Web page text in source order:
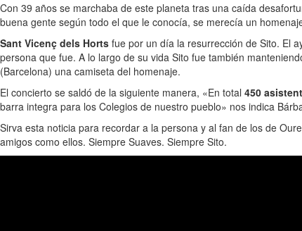
Con 39 años se marchaba de este planeta tras una caída
buena gente según todo el que le conocía, se merecía un
Sant Vicenç dels Horts fue por un día la resurrección de Sito. El
persona que fue. A lo largo de su vida Sito fue también
(Barcelona) una camiseta del homenaje.
El concierto se saldó de la siguiente manera, «En total 450
barra integra para los Colegios de nuestro pueblo» nos indica
Sirva esta noticia para recordar a la persona y al fan de los de
amigos como ellos. Siempre Suaves. Siempre Sito.